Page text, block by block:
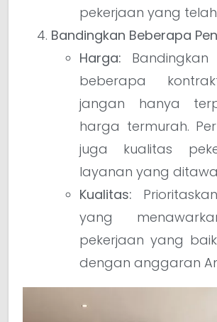
pekerjaan yang telah
Bandingkan Beberapa
Harga:
beberapa
jangan hanya
harga termurah.
juga kualitas
layanan yang
Kualitas:
yang
pekerjaan yang
dengan anggaran